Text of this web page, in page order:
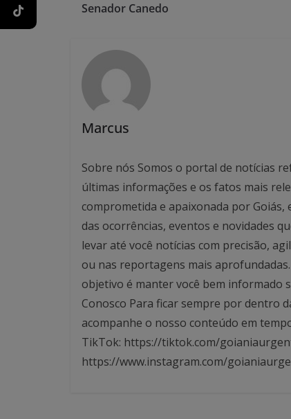
Senador Canedo
Marcus
Sobre nós Somos o portal de notícias
últimas informações e os fatos mais
comprometida e apaixonada por
das ocorrências, eventos e novidades
levar até você notícias com precisão,
ou nas reportagens mais
objetivo é manter você bem informado
Conosco Para ficar sempre por dentro
acompanhe o nosso conteúdo em
TikTok: https://tiktok.com/
https://www.instagram.com/